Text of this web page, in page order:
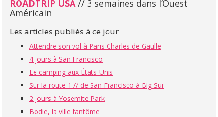
ROADTRIP USA// 3 semaines dans l’Ouest
Américain
Les articles publiés à ce jour
Attendre son vol à Paris Charles de Gaulle
4 jours à San Francisco
Le camping aux États-Unis
Sur la route 1 // de San Francisco à Big Sur
2 jours à Yosemite Park
Bodie, la ville fantôme